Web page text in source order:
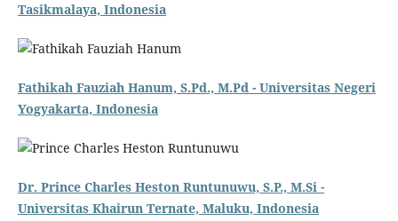
Tasikmalaya, Indonesia
Fathikah Fauziah Hanum, S.Pd., M.Pd - Universitas Negeri
Yogyakarta, Indonesia
Dr. Prince Charles Heston Runtunuwu, S.P., M.Si -
Universitas Khairun Ternate, Maluku, Indonesia